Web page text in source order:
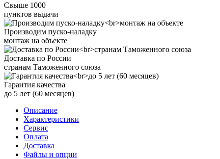
Свыше 1000
пунктов выдачи
Производим пуско-наладку
монтаж на объекте
Доставка по России
странам Таможенного союза
Гарантия качества
до 5 лет (60 месяцев)
Описание
Характеристики
Сервис
Оплата
Доставка
Файлы и опции